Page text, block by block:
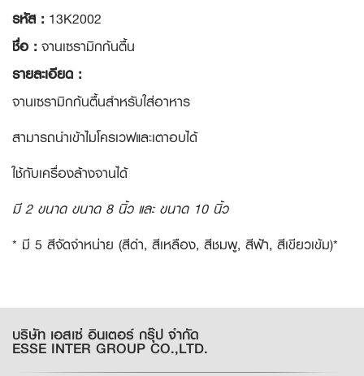
รหัส : 13K2002
ชื่อ : จานเซรามิกก้นตื้น
รายละเอียด :
จานเซรามิกก้นตื้นสำหรับใส่อาหาร
สามารถนำเข้าไมโครเวฟและเตาอบได้
ใช้กับเครื่องล้างจานได้
มี 2 ขนาด ขนาด 8 นิ้ว และ ขนาด 10 นิ้ว
* มี 5 สีจัดจำหน่าย (สีดำ, สีเหลือง, สีชมพู, สีฟ้า, สีเขียวเข้ม)*
บริษัท เอสเซ่ อินเตอร์ กรุ๊ป จำกัด
ESSE INTER GROUP CO.,LTD.